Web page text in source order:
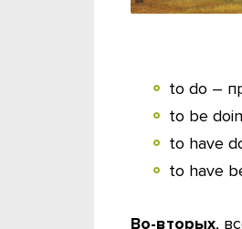
to do –
to be
to have
to have
Во-вторых,